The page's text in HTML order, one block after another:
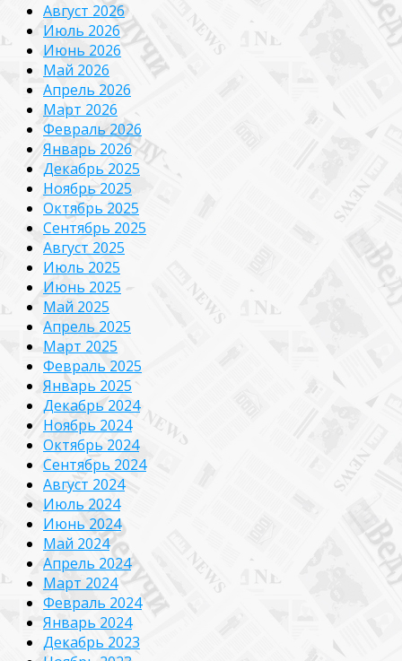
Август 2026
Июль 2026
Июнь 2026
Май 2026
Апрель 2026
Март 2026
Февраль 2026
Январь 2026
Декабрь 2025
Ноябрь 2025
Октябрь 2025
Сентябрь 2025
Август 2025
Июль 2025
Июнь 2025
Май 2025
Апрель 2025
Март 2025
Февраль 2025
Январь 2025
Декабрь 2024
Ноябрь 2024
Октябрь 2024
Сентябрь 2024
Август 2024
Июль 2024
Июнь 2024
Май 2024
Апрель 2024
Март 2024
Февраль 2024
Январь 2024
Декабрь 2023